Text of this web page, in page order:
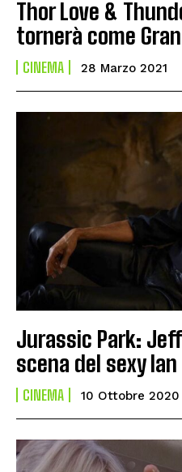
Thor Love &
tornerà come
CINEMA 28 Marzo 2021
Jurassic Park:
scena del sexy
CINEMA 10 Ottobre 2020